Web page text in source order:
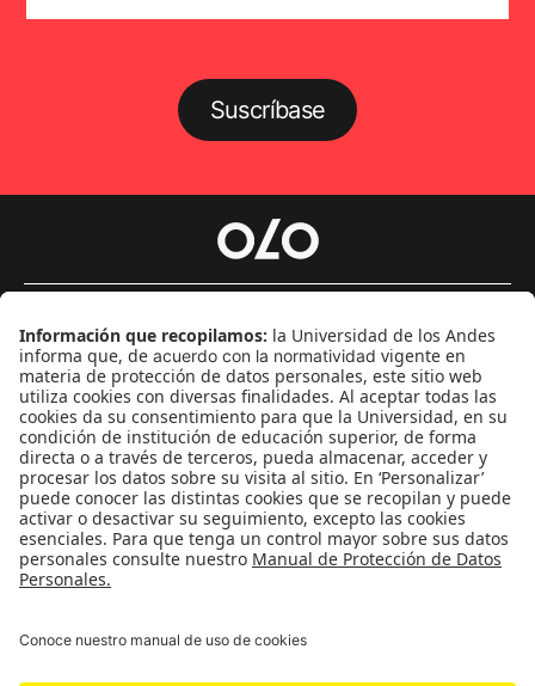
Suscríbase
Género
Política
Cultura
Medio ambiente
Medios y periodismo
Ciudad
Movilización social